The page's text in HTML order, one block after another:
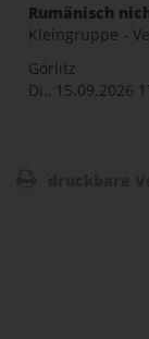
Rumänisch
Kleingruppe -
Görlitz
Di., 15.09.2026